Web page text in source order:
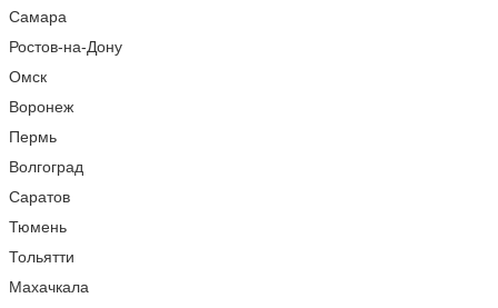
Самара
Ростов-на-Дону
Омск
Воронеж
Пермь
Волгоград
Саратов
Тюмень
Тольятти
Махачкала